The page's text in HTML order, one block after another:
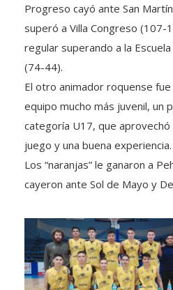
Progreso cayó ante San
superó a Villa Congreso
regular superando a la
(74-44).
El otro animador roquense
equipo mucho más juvenil, un
categoría U17, que
juego y una buena experiencia.
Los “naranjas” le ganaron a
cayeron ante Sol de Mayo y